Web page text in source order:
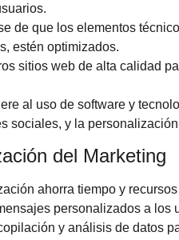
de que los elementos
estén optimizados.
sitios web de alta calidad
al uso de software y
sociales, y la
del Marketing
ahorra tiempo y
personalizados a los
y análisis de datos